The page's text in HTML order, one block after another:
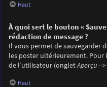
Haut
À quoi sert le bouton «
rédaction de message ?
Il vous permet de sauvegarder
les poster ultérieurement. Pour
de l’utilisateur (ongletAperçu --
Haut